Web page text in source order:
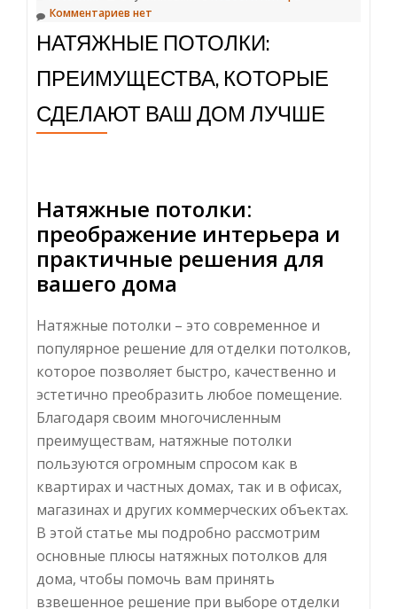
Комментариев нет
НАТЯЖНЫЕ ПОТОЛКИ:
ПРЕИМУЩЕСТВА, КОТОРЫЕ
СДЕЛАЮТ ВАШ ДОМ ЛУЧШЕ
Натяжные потолки:
преображение интерьера и
практичные решения для
вашего дома
Натяжные потолки – это современное и
популярное решение для отделки потолков,
которое позволяет быстро, качественно и
эстетично преобразить любое помещение.
Благодаря своим многочисленным
преимуществам, натяжные потолки
пользуются огромным спросом как в
квартирах и частных домах, так и в офисах,
магазинах и других коммерческих объектах.
В этой статье мы подробно рассмотрим
основные плюсы натяжных потолков для
дома, чтобы помочь вам принять
взвешенное решение при выборе отделки